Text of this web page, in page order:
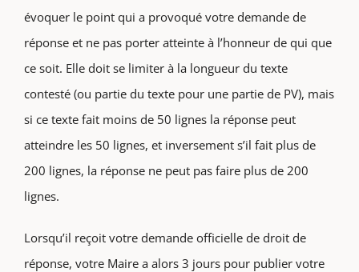
évoquer le point qui a provoqué votre demande de
réponse et ne pas porter atteinte à l’honneur de qui que
ce soit. Elle doit se limiter à la longueur du texte
contesté (ou partie du texte pour une partie de PV), mais
si ce texte fait moins de 50 lignes la réponse peut
atteindre les 50 lignes, et inversement s’il fait plus de
200 lignes, la réponse ne peut pas faire plus de 200
lignes.
Lorsqu’il reçoit votre demande officielle de droit de
réponse, votre Maire a alors 3 jours pour publier votre